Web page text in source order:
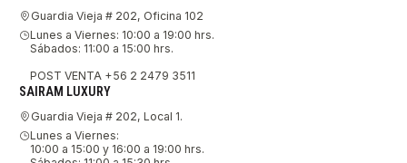
Guardia Vieja # 202, Oficina 102
Lunes a Viernes: 10:00 a 19:00 hrs.
Sábados: 11:00 a 15:00 hrs.
POST VENTA +56 2 2479 3511
SAIRAM LUXURY
Guardia Vieja # 202, Local 1.
Lunes a Viernes:
10:00 a 15:00 y 16:00 a 19:00 hrs.